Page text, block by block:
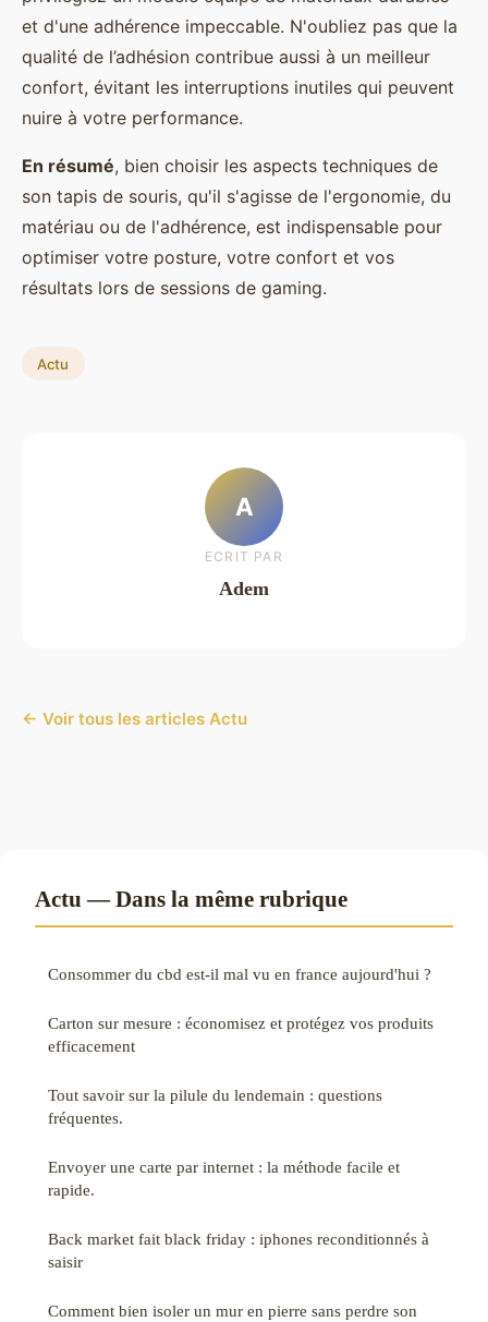
et d'une adhérence impeccable. N'oubliez pas que la
qualité de l’adhésion contribue aussi à un meilleur
confort, évitant les interruptions inutiles qui peuvent
nuire à votre performance.
En résumé, bien choisir les aspects techniques de
son tapis de souris, qu'il s'agisse de l'ergonomie, du
matériau ou de l'adhérence, est indispensable pour
optimiser votre posture, votre confort et vos
résultats lors de sessions de gaming.
Actu
A
ECRIT PAR
Adem
← Voir tous les articles Actu
Actu — Dans la même rubrique
Consommer du cbd est-il mal vu en france aujourd'hui ?
Carton sur mesure : économisez et protégez vos produits
efficacement
Tout savoir sur la pilule du lendemain : questions
fréquentes.
Envoyer une carte par internet : la méthode facile et
rapide.
Back market fait black friday : iphones reconditionnés à
saisir
Comment bien isoler un mur en pierre sans perdre son